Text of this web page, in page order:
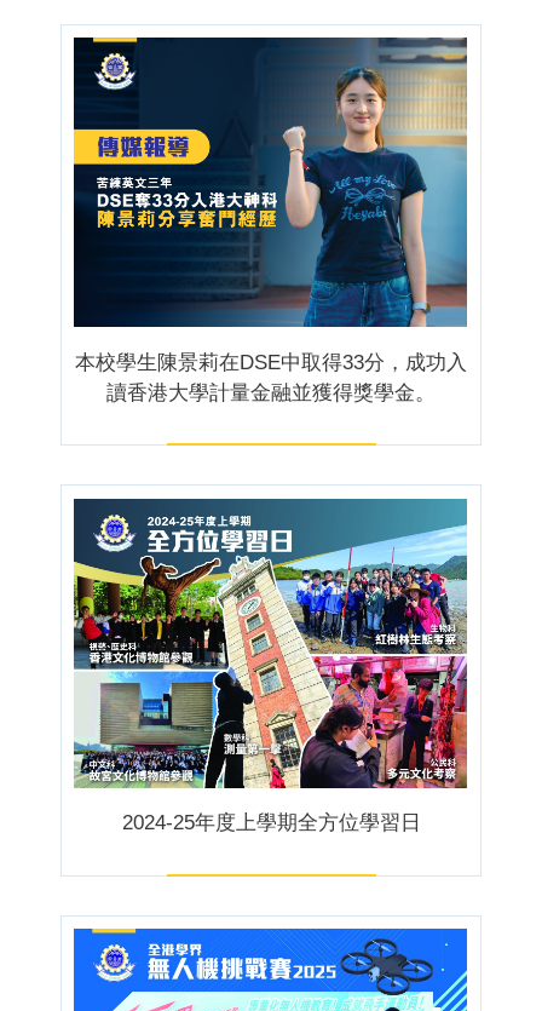
本校學生陳景莉在DSE中取得33分，成功入
讀香港大學計量金融並獲得獎學金。
2024-25年度上學期全方位學習日